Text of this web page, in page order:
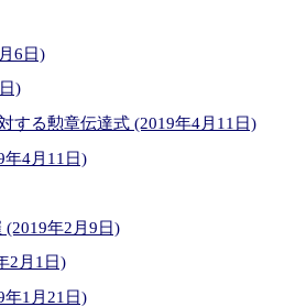
6日)
)
する勲章伝達式 (2019年4月11日)
年4月11日)
年2月9日)
2月1日)
年1月21日)